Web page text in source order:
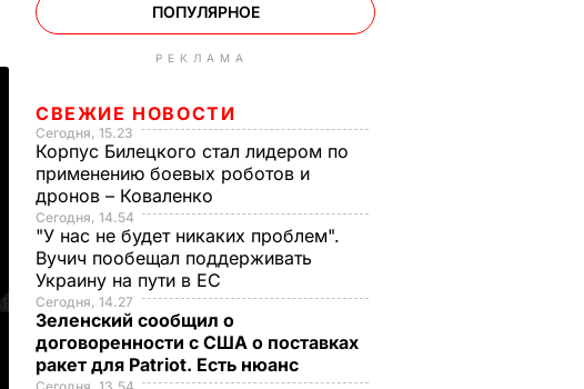
ПОПУЛЯРНОЕ
РЕКЛАМА
СВЕЖИЕ НОВОСТИ
Сегодня, 15.23
Корпус Билецкого стал лидером по
применению боевых роботов и
дронов – Коваленко
Сегодня, 14.54
"У нас не будет никаких проблем".
Вучич пообещал поддерживать
Украину на пути в ЕС
Сегодня, 14.27
Зеленский сообщил о
договоренности с США о поставках
ракет для Patriot. Есть нюанс